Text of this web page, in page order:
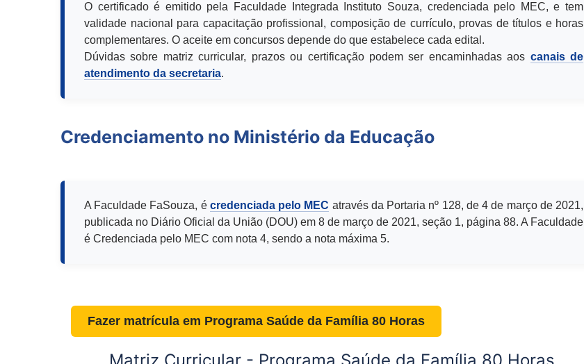
O certificado é emitido pela Faculdade Integrada Instituto Souza, credenciada pelo MEC, e tem
validade nacional para capacitação profissional, composição de currículo, provas de títulos e horas
complementares. O aceite em concursos depende do que estabelece cada edital.
Dúvidas sobre matriz curricular, prazos ou certificação podem ser encaminhadas aos canais de
atendimento da secretaria.
Credenciamento no Ministério da Educação
A Faculdade FaSouza, é credenciada pelo MEC através da Portaria nº 128, de 4 de março de 2021,
publicada no Diário Oficial da União (DOU) em 8 de março de 2021, seção 1, página 88. A Faculdade
é Credenciada pelo MEC com nota 4, sendo a nota máxima 5.
Fazer matrícula em Programa Saúde da Família 80 Horas